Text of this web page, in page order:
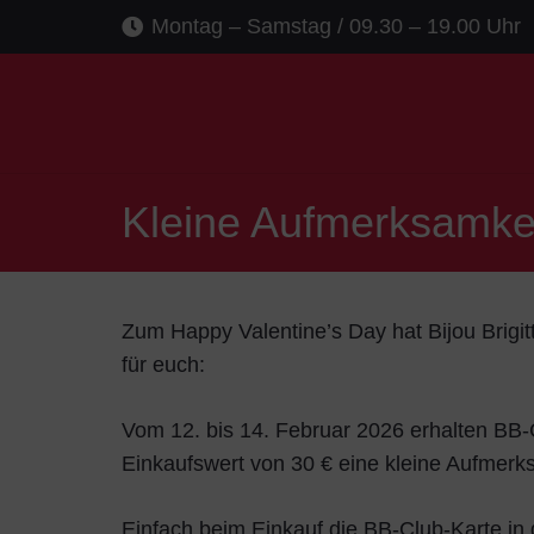
Montag – Samstag / 09.30 – 19.00 Uhr
Kleine
Zum Happy Valentine’s Day hat Bijou
für euch:
Vom 12. bis 14. Februar 2026 erhalten
Einkaufswert von 30 € eine kleine
Einfach beim Einkauf die BB-Club-Karte in